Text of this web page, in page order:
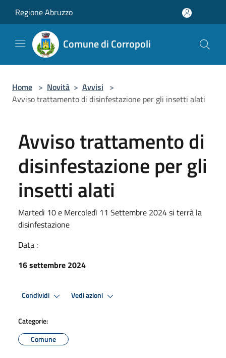
Regione Abruzzo
Comune di Corropoli
Home > Novità > Avvisi >
Avviso trattamento di disinfestazione per gli insetti alati
Avviso trattamento di
disinfestazione per gli
insetti alati
Martedì 10 e Mercoledì 11 Settembre 2024 si terrà la
disinfestazione
Data :
16 settembre 2024
Condividi Vedi azioni
Categorie:
Comune